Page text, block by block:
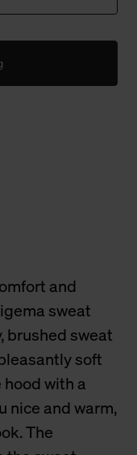
and
sweat
brushed sweat
soft
with a
nice and warm,
The